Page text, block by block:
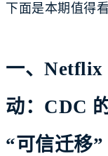
下面是本期值得
一、Netflix
动：CDC
“可信迁移”